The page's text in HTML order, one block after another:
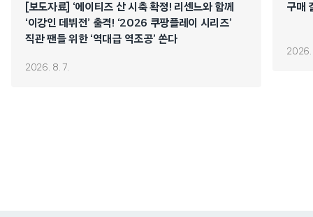
[보도자료] ‘에이티즈 산 시축 확정! 리센느와 함께
‘이강인 데뷔전’ 출격! ‘2026 쿠팡플레이 시리즈’
직관 팬들 위한 ‘역대급 역조공’ 쏜다
2026. 8. 7.
구매
2026.